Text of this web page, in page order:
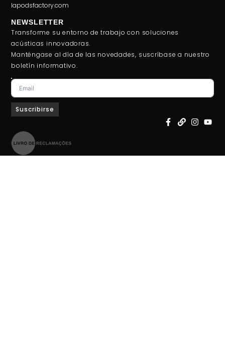
lapodsfactory.com
NEWSLETTER
Transforme su entorno de trabajo con soluciones
acústicas innovadoras.
Manténgase al día de las novedades, suscríbase a nuestro
boletín informativo.
Suscribirse